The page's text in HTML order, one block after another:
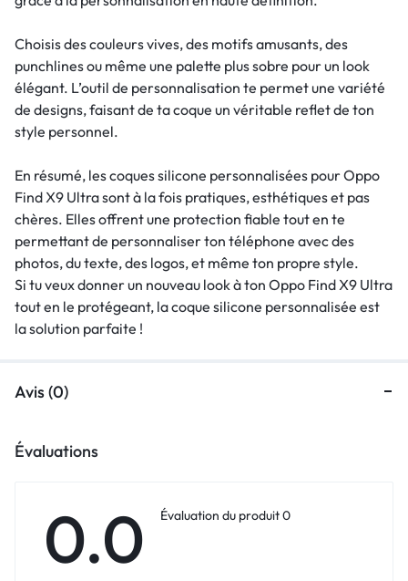
Choisis des couleurs vives, des motifs amusants, des
punchlines ou même une palette plus sobre pour un look
élégant. L’outil de personnalisation te permet une variété
de designs, faisant de ta coque un véritable reflet de ton
style personnel.
En résumé, les coques silicone personnalisées pour Oppo
Find X9 Ultra sont à la fois pratiques, esthétiques et pas
chères. Elles offrent une protection fiable tout en te
permettant de personnaliser ton téléphone avec des
photos, du texte, des logos, et même ton propre style.
Si tu veux donner un nouveau look à ton Oppo Find X9 Ultra
tout en le protégeant, la coque silicone personnalisée est
la solution parfaite !
Avis (0)
Évaluations
0.0 Évaluation du produit 0